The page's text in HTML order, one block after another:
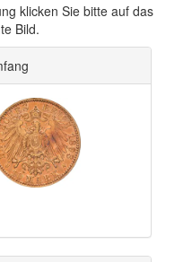
klicken Sie bitte auf das
Bild.